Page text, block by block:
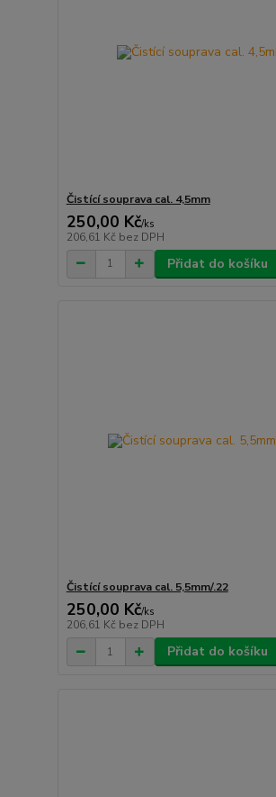
Čistící souprava cal. 4,5mm
250,00 Kč/ks
206,61 Kč bez DPH
Přidat do košíku
Čistící souprava cal. 5,5mm/.22
250,00 Kč/ks
206,61 Kč bez DPH
Přidat do košíku